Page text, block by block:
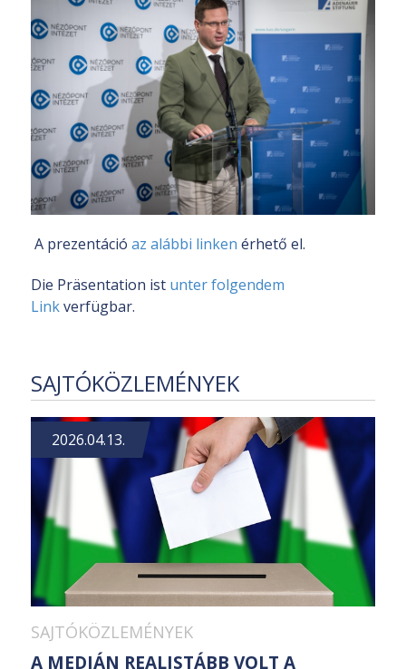
A prezentáció az alábbi linken érhető el.
Die Präsentation ist unter folgendem
Linkverfügbar.
SAJTÓKÖZLEMÉNYEK
2026.04.13.
SAJTÓKÖZLEMÉNYEK
A MEDIÁN REALISTÁBB VOLT A